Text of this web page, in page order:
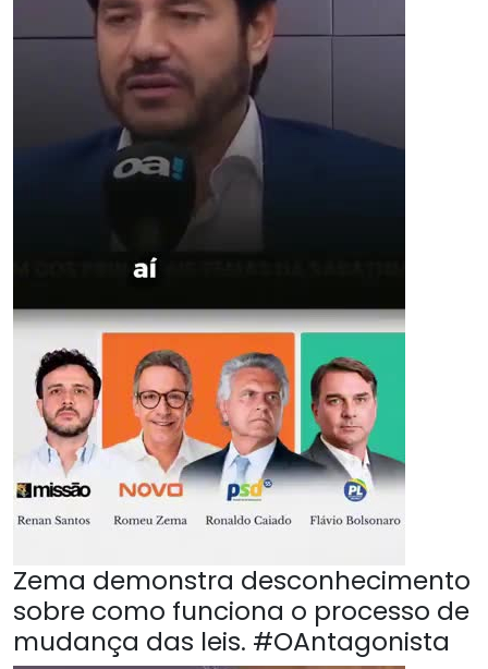
Zema demonstra desconhecimento
sobre como funciona o processo de
mudança das leis. #OAntagonista